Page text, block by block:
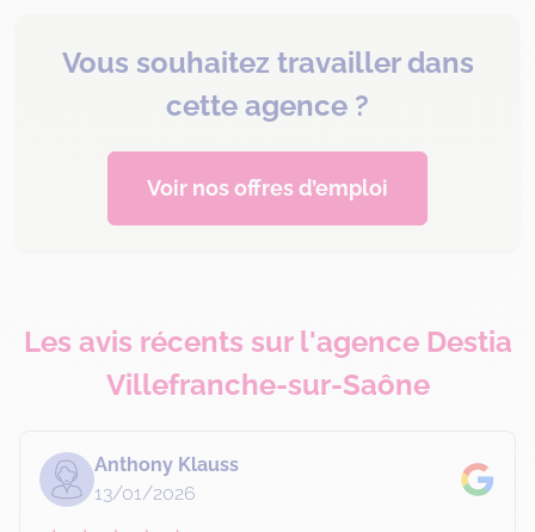
Vous souhaitez travailler dans
cette agence ?
Voir nos offres d’emploi
Les avis récents sur l'agence Destia
Villefranche-sur-Saône
Anthony Klauss
13/01/2026